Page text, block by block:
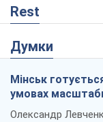
Rest
Думки
Мінськ
умовах
Олександр